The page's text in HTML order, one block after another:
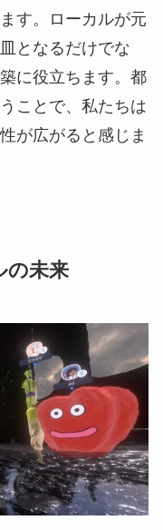
す。ローカルが元
となるだけでな
に役立ちます。都
ことで、私たちは
が広がると感じま
の未来